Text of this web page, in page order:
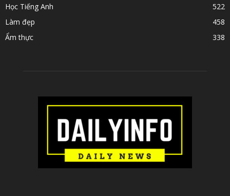
Học Tiếng Anh
522
Làm đẹp
458
Ẩm thực
338